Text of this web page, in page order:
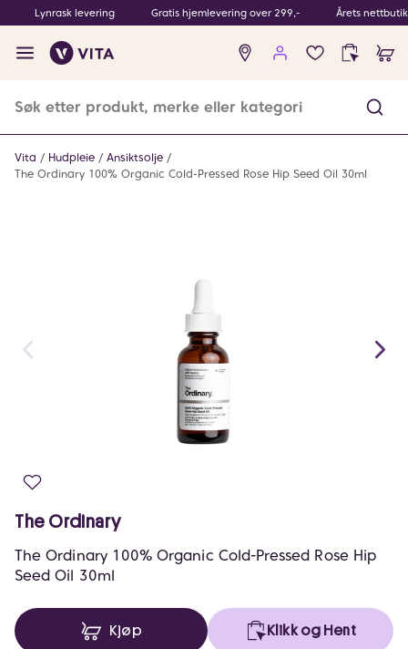
Lynrask levering Gratis hjemlevering over 299,- Årets
Ingen
produkter
Vita Hudpleie
Ansiktsolje
The Ordinary 100% Organic Cold-Pressed Rose Hip Seed Oil 30ml
The Ordinary
The Ordinary 100% Organic Cold-Pressed Rose Hip
Seed Oil 30ml
Kjøp Klikk og Hent